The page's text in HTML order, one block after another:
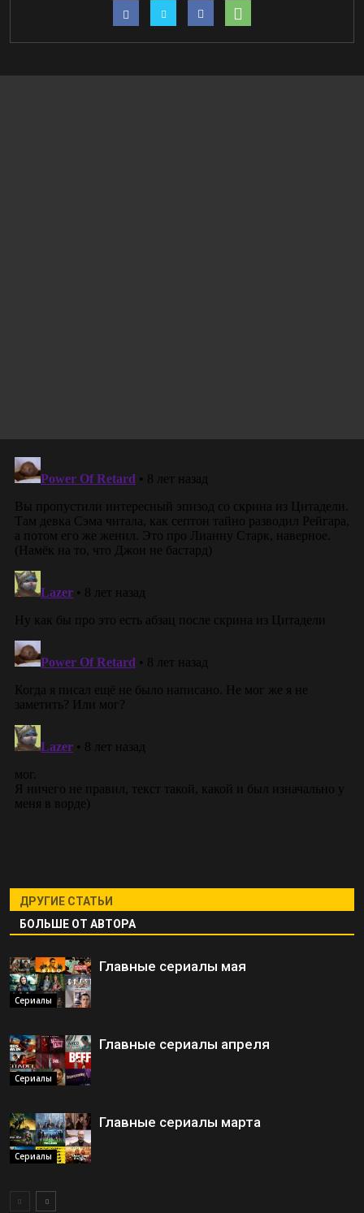
ДРУГИЕ СТАТЬИ
БОЛЬШЕ ОТ АВТОРА
Сериалы
Главные сериалы мая
Сериалы
Главные сериалы апреля
Сериалы
Главные сериалы марта